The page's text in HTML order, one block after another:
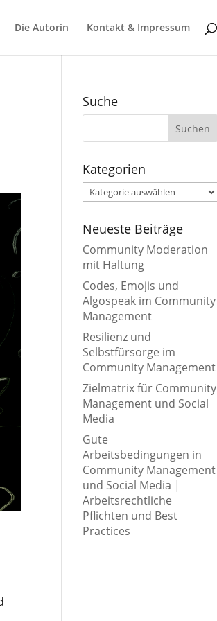
Die Autorin Kontakt & Impressum
Suche
Kategorien
Kategorien
Neueste Beiträge
Community Moderation
mit Haltung
Codes, Emojis und
Algospeak im Community
Management
Resilienz und
Selbstfürsorge im
Community Management
Zielmatrix für Community
Management und Social
Media
Gute
Arbeitsbedingungen in
Community Management
und Social Media |
Arbeitsrechtliche
Pflichten und Best
Practices